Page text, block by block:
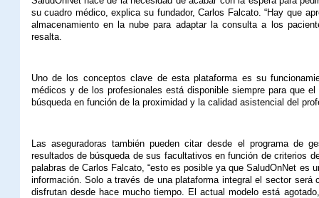
su cuadro médico, explica su fundador, Carlos Falcato. “Hay que
almacenamiento en la nube para adaptar la consulta a los
resalta.
Uno de los conceptos clave de esta plataforma es su
médicos y de los profesionales está disponible siempre para que
búsqueda en función de la proximidad y la calidad asistencial del
Las aseguradoras también pueden citar desde el programa de
resultados de búsqueda de sus facultativos en función de criterios
palabras de Carlos Falcato, “esto es posible ya que SaludOnNet es
información. Solo a través de una plataforma integral el sector
disfrutan desde hace mucho tiempo. El actual modelo está